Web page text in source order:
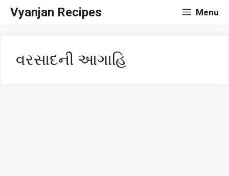
SkipVyanjan Recipes Menu
વરસાદની આગાહિ